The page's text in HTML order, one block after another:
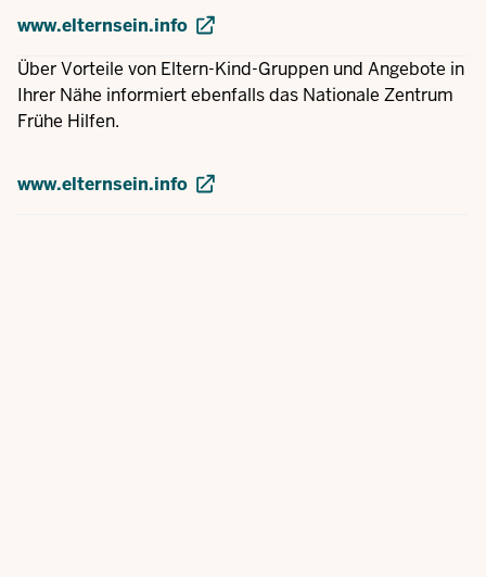
www.elternsein.info
Über Vorteile von Eltern-Kind-Gruppen und Angebote in
Ihrer Nähe informiert ebenfalls das Nationale Zentrum
Frühe Hilfen.
www.elternsein.info